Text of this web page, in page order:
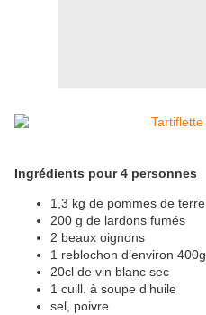
Ingrédients pour 4 personnes
1,3 kg de pommes de terre
200 g de lardons fumés
2 beaux oignons
1 reblochon d’environ 400g
20cl de vin blanc sec
1 cuill. à soupe d’huile
sel, poivre